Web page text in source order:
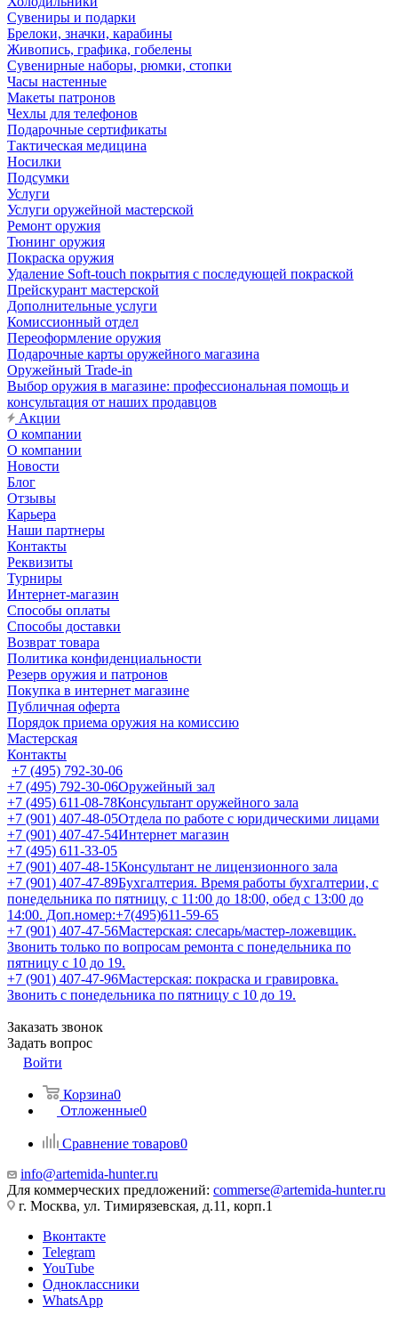
Сувениры и подарки
Брелоки, значки, карабины
Живопись, графика, гобелены
Сувенирные наборы, рюмки, стопки
Часы настенные
Макеты патронов
Чехлы для телефонов
Подарочные сертификаты
Тактическая медицина
Носилки
Подсумки
Услуги
Услуги оружейной мастерской
Ремонт оружия
Тюнинг оружия
Покраска оружия
Удаление Soft-touch покрытия с последующей покраской
Прейскурант мастерской
Дополнительные услуги
Комиссионный отдел
Переоформление оружия
Подарочные карты оружейного магазина
Оружейный Trade-in
Выбор оружия в магазине: профессиональная помощь и
консультация от наших продавцов
Акции
О компании
О компании
Новости
Блог
Отзывы
Карьера
Наши партнеры
Контакты
Реквизиты
Турниры
Интернет-магазин
Способы оплаты
Способы доставки
Возврат товара
Политика конфиденциальности
Резерв оружия и патронов
Покупка в интернет магазине
Публичная оферта
Порядок приема оружия на комиссию
Мастерская
Контакты
+7 (495) 792-30-06
+7 (495) 792-30-06Оружейный зал
+7 (495) 611-08-78Консультант оружейного зала
+7 (901) 407-48-05Отдела по работе с юридическими лицами
+7 (901) 407-47-54Интернет магазин
+7 (495) 611-33-05
+7 (901) 407-48-15Консультант не лицензионного зала
+7 (901) 407-47-89Бухгалтерия. Время работы бухгалтерии, с
понедельника по пятницу, с 11:00 до 18:00, обед с 13:00 до
14:00. Доп.номер:+7(495)611-59-65
+7 (901) 407-47-56Мастерская: слесарь/мастер-ложевщик.
Звонить только по вопросам ремонта с понедельника по
пятницу с 10 до 19.
+7 (901) 407-47-96Мастерская: покраска и гравировка.
Звонить с понедельника по пятницу с 10 до 19.
Заказать звонок
Задать вопрос
Войти
Корзина0
Отложенные0
Сравнение товаров0
info@artemida-hunter.ru
Для коммерческих предложений: commerse@artemida-hunter.ru
г. Москва, ул. Тимирязевская, д.11, корп.1
Вконтакте
Telegram
YouTube
Одноклассники
WhatsApp